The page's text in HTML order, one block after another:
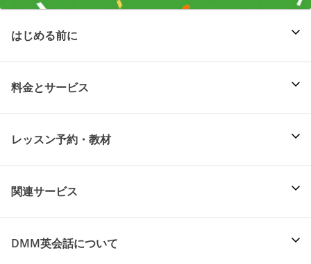
はじめる前に
料金とサービス
レッスン予約・教材
関連サービス
DMM英会話について